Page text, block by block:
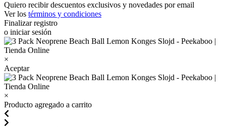
Quiero recibir descuentos exclusivos y novedades por email
Ver los términos y condiciones
Finalizar registro
o iniciar sesión
×
Aceptar
×
Producto agregado a carrito